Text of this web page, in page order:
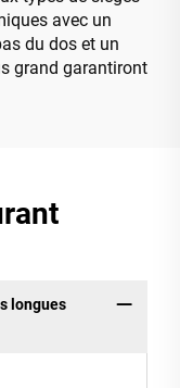
avec un
du dos et un
grand garantiront
longues